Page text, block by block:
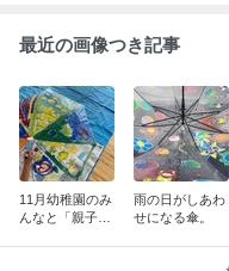
最近の画像つき記事
11月幼稚園のみ
んなと「親子で
雨の日がしあわ
せになる傘。